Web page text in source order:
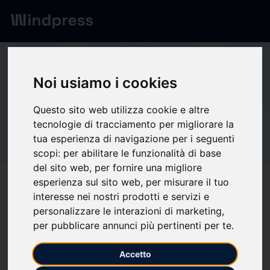
Noi usiamo i cookies
Questo sito web utilizza cookie e altre
tecnologie di tracciamento per migliorare la
tua esperienza di navigazione per i seguenti
scopi: per abilitare le funzionalità di base
del sito web, per fornire una migliore
esperienza sul sito web, per misurare il tuo
interesse nei nostri prodotti e servizi e
personalizzare le interazioni di marketing,
per pubblicare annunci più pertinenti per te.
Accetto
Red Empresas
Mi
No verificado
Mirum
Pharmaceuticals,
Inc. and Incyte
favorite Seguir actualizaciones